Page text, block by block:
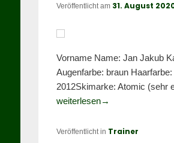
Veröffentlicht am 31. August
Vorname Name: Jan Jakub
Augenfarbe: braun
2012Skimarke: Atomic (sehr
weiterlesenTrainersteckbrief:
→
Veröffentlicht in Trainer